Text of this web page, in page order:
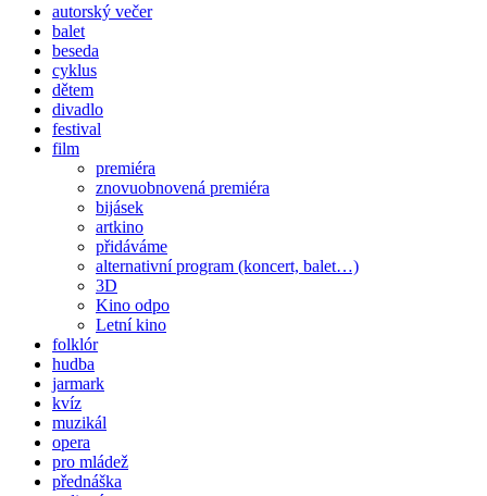
autorský večer
balet
beseda
cyklus
dětem
divadlo
festival
film
premiéra
znovuobnovená premiéra
bijásek
artkino
přidáváme
alternativní program (koncert, balet…)
3D
Kino odpo
Letní kino
folklór
hudba
jarmark
kvíz
muzikál
opera
pro mládež
přednáška